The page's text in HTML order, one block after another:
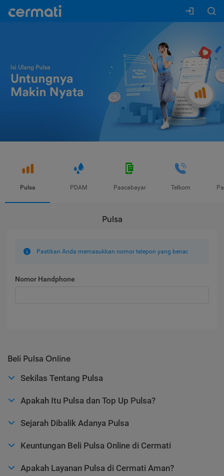
Pulsa PDAM Pascabayar Telkom
Pulsa
Pastikan Anda memasukkan nomor telepon yang benar.
Nomor Handphone
Beli Pulsa Online
Sekilas Tentang Pulsa
Apakah Itu Pulsa dan Top Up Pulsa?
Sejarah Dibalik Adanya Pulsa
Keuntungan Beli Pulsa Online di Cermati
Apakah Layanan Pulsa di Cermati Aman?